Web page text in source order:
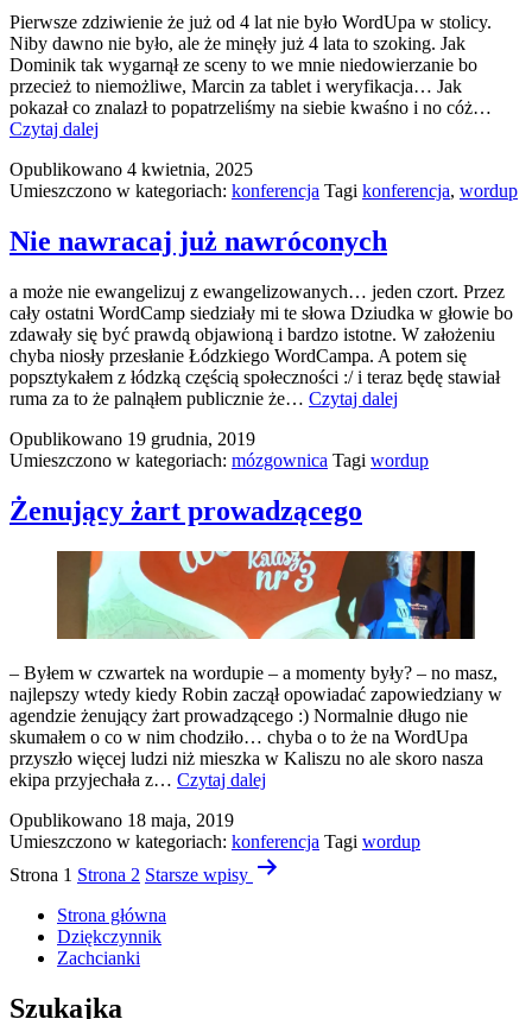
Pierwsze zdziwienie że już od 4 lat nie było WordUpa w stolicy.
Niby dawno nie było, ale że minęły już 4 lata to szoking. Jak
Dominik tak wygarnął ze sceny to we mnie niedowierzanie bo
przecież to niemożliwe, Marcin za tablet i weryfikacja… Jak
pokazał co znalazł to popatrzeliśmy na siebie kwaśno i no cóż…
Czytaj dalej
WordUp
Warszawa
wyniosłem
trzy
Opublikowano 4 kwietnia, 2025
Umieszczono w kategoriach: konferencja Tagi konferencja, wordup
Nie nawracaj już nawróconych
a może nie ewangelizuj z ewangelizowanych… jeden czort. Przez
cały ostatni WordCamp siedziały mi te słowa Dziudka w głowie bo
zdawały się być prawdą objawioną i bardzo istotne. W założeniu
chyba niosły przesłanie Łódzkiego WordCampa. A potem się
popsztykałem z łódzką częścią społeczności :/ i teraz będę stawiał
ruma za to że palnąłem publicznie że… Czytaj dalej
nawróconych
Opublikowano 19 grudnia, 2019
Umieszczono w kategoriach: mózgownica Tagi wordup
Żenujący żart prowadzącego
– Byłem w czwartek na wordupie – a momenty były? – no masz,
najlepszy wtedy kiedy Robin zaczął opowiadać zapowiedziany w
agendzie żenujący żart prowadzącego :) Normalnie długo nie
skumałem o co w nim chodziło… chyba o to że na WordUpa
przyszło więcej ludzi niż mieszka w Kaliszu no ale skoro nasza
ekipa przyjechała z… Czytaj dalej
Opublikowano 18 maja, 2019
Umieszczono w kategoriach: konferencja Tagi wordup
Stronicowanie
Strona 1 Strona 2 Starsze wpisy
Strona główna
Dziękczynnik
Zachcianki
Szukajka